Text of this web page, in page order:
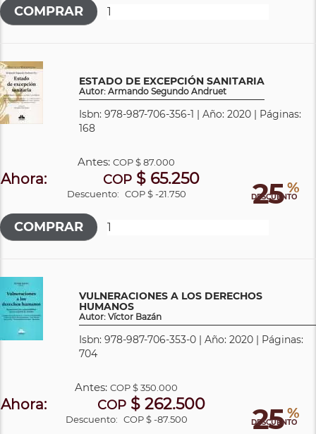
ESTADO DE EXCEPCIÓN SANITARIA
Autor: Armando Segundo Andruet
Isbn: 978-987-706-356-1 | Año: 2020 | Páginas:
168
25 %
DESCUENTO
Antes:COP$ 87.000
Ahora: COP$ 65.250
Descuento: COP $ -21.750
VULNERACIONES A LOS DERECHOS
HUMANOS
Autor: Víctor Bazán
Isbn: 978-987-706-353-0 | Año: 2020 | Páginas:
704
25 %
DESCUENTO
Antes:COP$ 350.000
Ahora: COP$ 262.500
Descuento: COP $ -87.500